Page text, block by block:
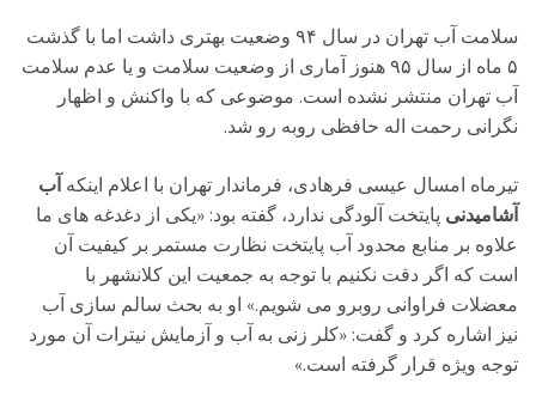
سلامت آب تهران در سال ۹۴ وضعیت بهتری داشت اما با گذشت
۵ ماه از سال ۹۵ هنوز آماری از وضعیت سلامت و یا عدم سلامت
آب تهران منتشر نشده است. موضوعی که با واکنش و اظهار
نگرانی رحمت اله حافظی روبه رو شد.
تیرماه امسال عیسی فرهادی، فرماندار تهران با اعلام اینکه آب
آشامیدنی پایتخت آلودگی ندارد، گفته بود: «یکی از دغدغه های ما
علاوه بر منابع محدود آب پایتخت نظارت مستمر بر کیفیت آن
است که اگر دقت نکنیم با توجه به جمعیت این کلانشهر با
معضلات فراوانی روبرو می شویم.» او به بحث سالم سازی آب
نیز اشاره کرد و گفت: «کلر زنی به آب و آزمایش نیترات آن مورد
توجه ویژه قرار گرفته است.»